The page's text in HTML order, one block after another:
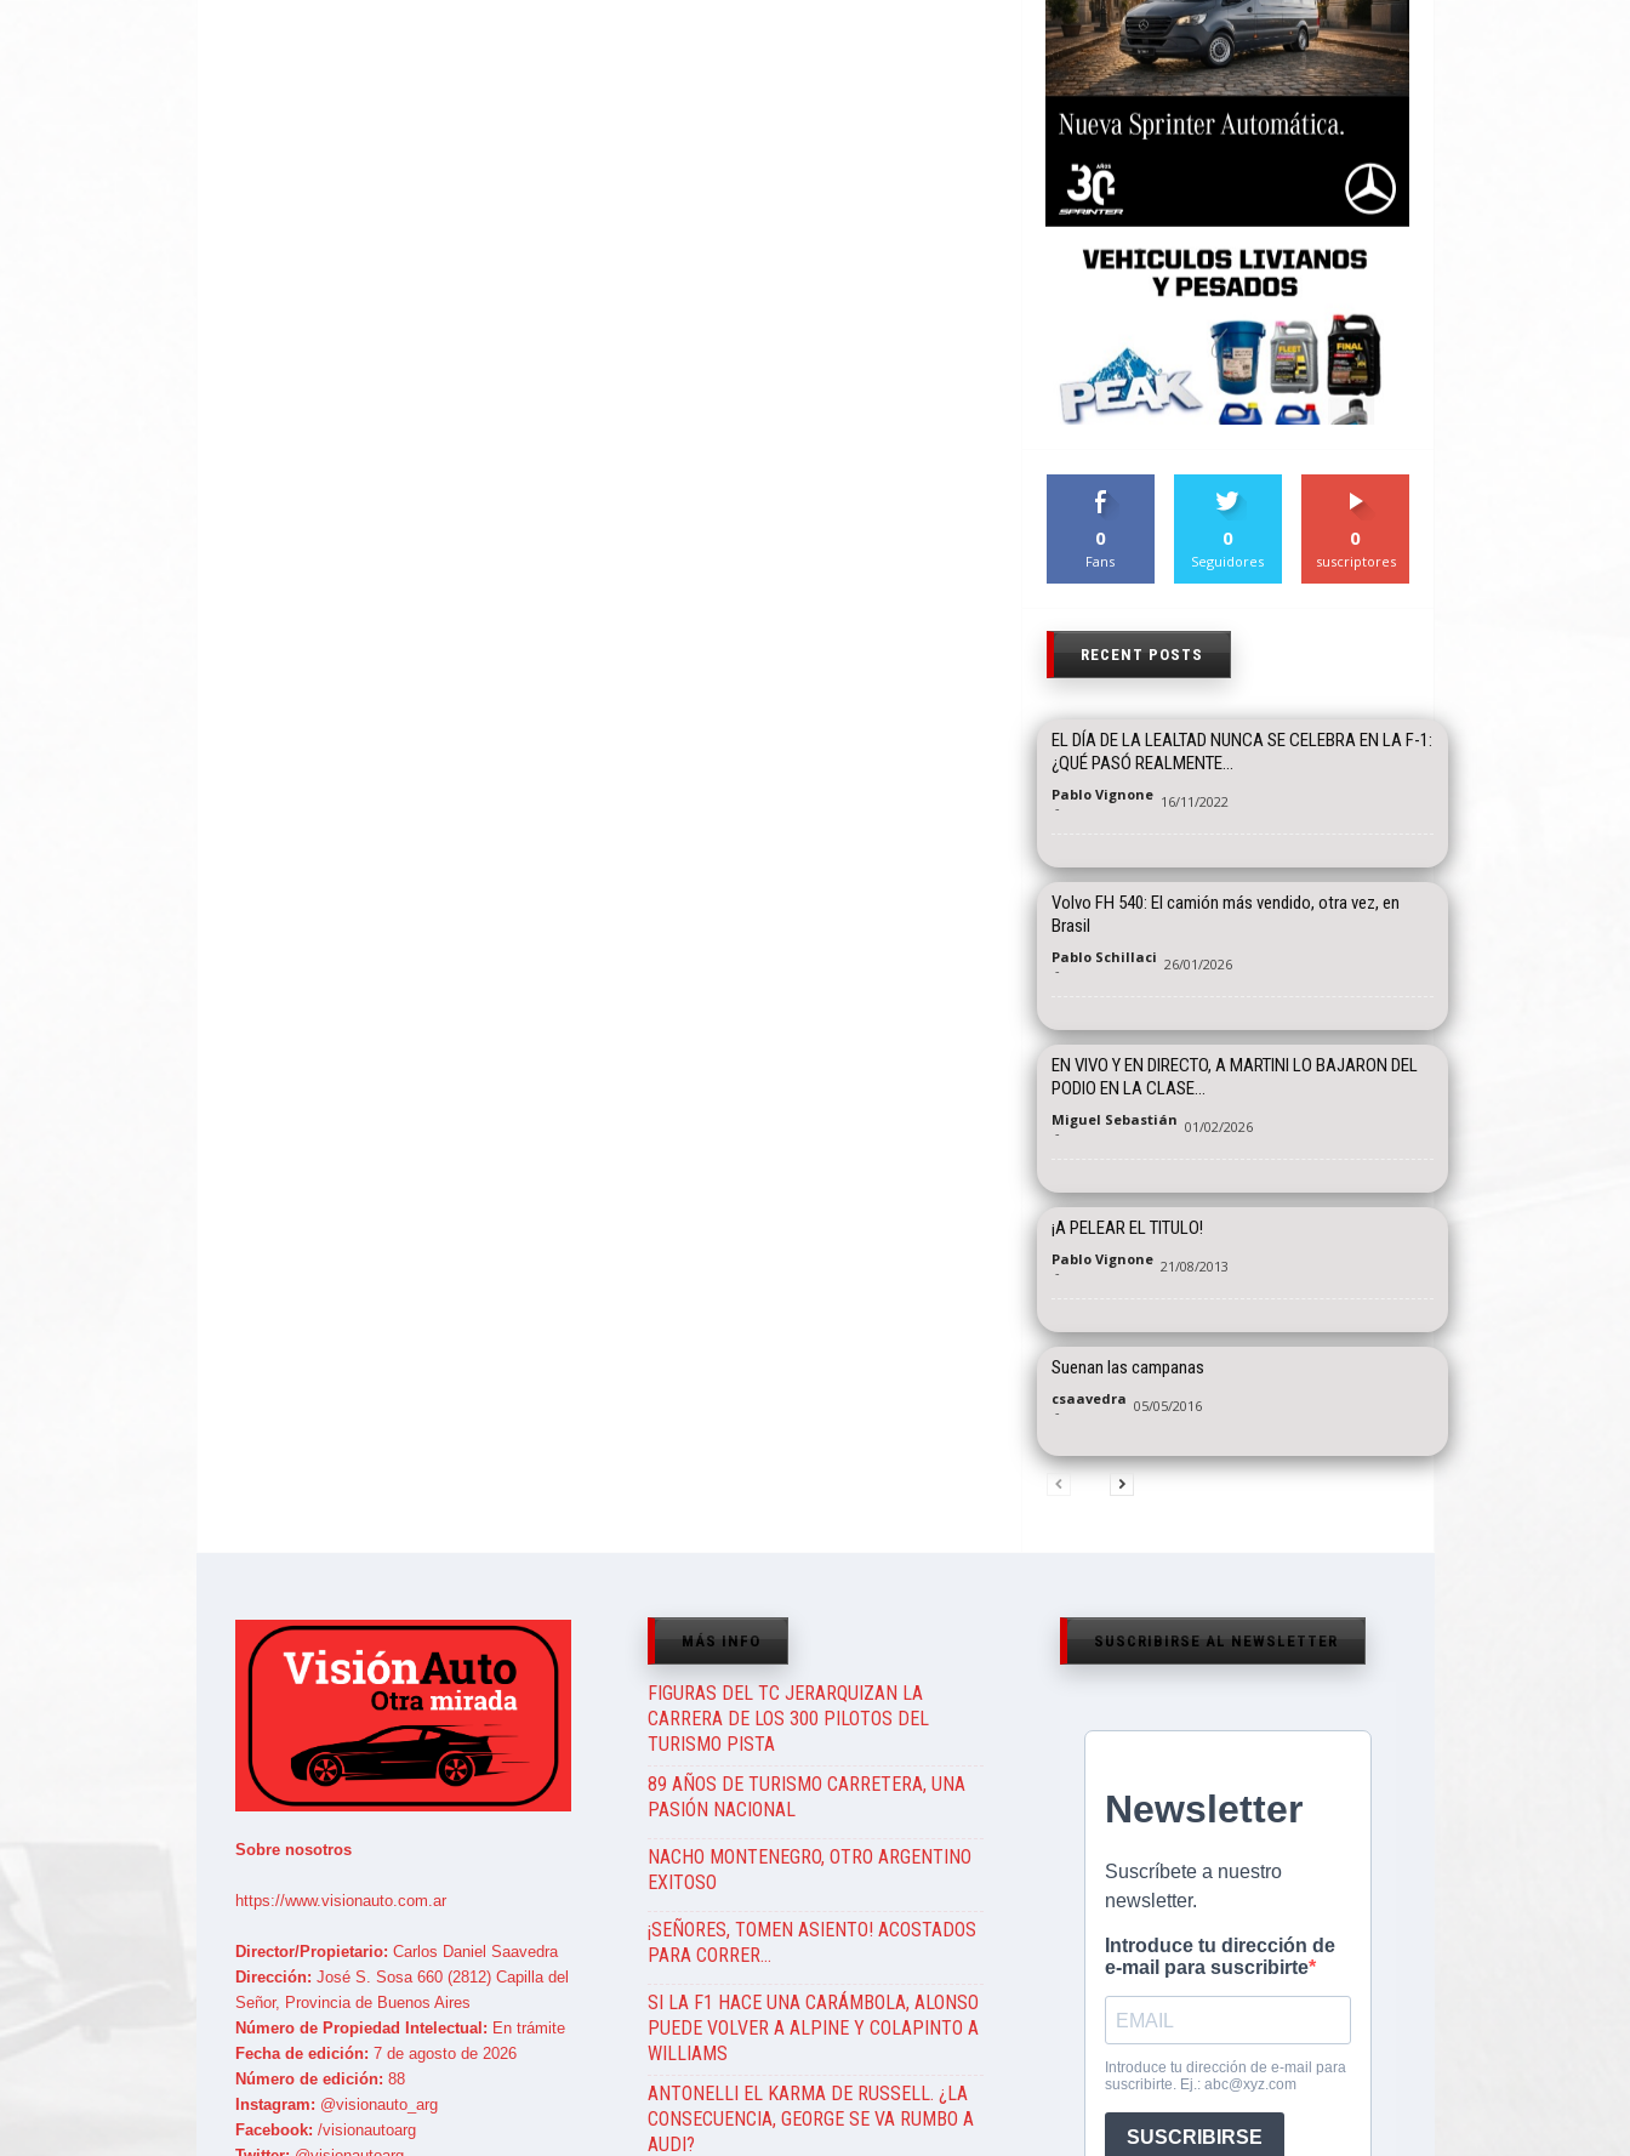
0
Fans
0
Seguidores
0
suscriptores
RECENT POSTS
EL DÍA DE LA LEALTAD NUNCA SE CELEBRA EN LA F-1:
¿QUÉ PASÓ REALMENTE...
Pablo Vignone
- 16/11/2022
Volvo FH 540: El camión más vendido, otra vez, en
Brasil
Pablo Schillaci
- 26/01/2026
EN VIVO Y EN DIRECTO, A MARTINI LO BAJARON DEL
PODIO EN LA CLASE...
Miguel Sebastián
- 01/02/2026
¡A PELEAR EL TITULO!
Pablo Vignone
- 21/08/2013
Suenan las campanas
csaavedra
- 05/05/2016
Sobre nosotros
https://www.visionauto.com.ar
Director/Propietario: Carlos Daniel Saavedra
Dirección: José S. Sosa 660 (2812) Capilla del
Señor, Provincia de Buenos Aires
Número de Propiedad Intelectual: En trámite
Fecha de edición: 7 de agosto de 2026
Número de edición: 88
Instagram: @visionauto_arg
Facebook: /visionautoarg
MÁS INFO
FIGURAS DEL TC JERARQUIZAN LA
CARRERA DE LOS 300 PILOTOS DEL
TURISMO PISTA
89 AÑOS DE TURISMO CARRETERA, UNA
PASIÓN NACIONAL
NACHO MONTENEGRO, OTRO ARGENTINO
EXITOSO
¡SEÑORES, TOMEN ASIENTO! ACOSTADOS
PARA CORRER…
SI LA F1 HACE UNA CARÁMBOLA, ALONSO
PUEDE VOLVER A ALPINE Y COLAPINTO A
WILLIAMS
ANTONELLI EL KARMA DE RUSSELL. ¿LA
CONSECUENCIA, GEORGE SE VA RUMBO A
AUDI?
SUSCRIBIRSE AL NEWSLETTER